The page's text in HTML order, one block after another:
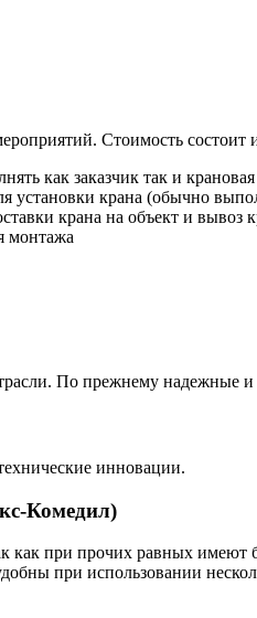
Стоимость состоит
как заказчик так и
установки крана (обычно
крана на объект и вывоз
монтажа
По прежнему надежные
инновации.
Комедил)
как при прочих равных
при использовании